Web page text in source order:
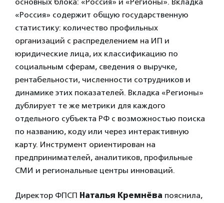
«Россия» содержит общую государственную
статистику: количество профильных
организаций с распределением на ИП и
юридические лица, их классификацию по
социальным сферам, сведения о выручке,
рентабельности, численности сотрудников и
динамике этих показателей. Вкладка «Регионы»
дублирует те же метрики для каждого
отдельного субъекта РФ с возможностью поиска
по названию, коду или через интерактивную
карту. Инструмент ориентирован на
предпринимателей, аналитиков, профильные
СМИ и региональные центры инноваций.
Директор ФПСП Наталья Кремнёва пояснила,